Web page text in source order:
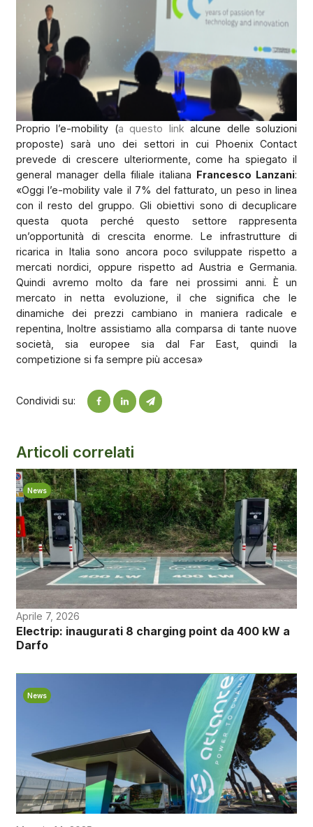
Proprio l’e-mobility (a questo link alcune delle soluzioni
proposte) sarà uno dei settori in cui Phoenix Contact
prevede di crescere ulteriormente, come ha spiegato il
general manager della filiale italiana Francesco Lanzani:
«Oggi l’e-mobility vale il 7% del fatturato, un peso in linea
con il resto del gruppo. Gli obiettivi sono di decuplicare
questa quota perché questo settore rappresenta
un’opportunità di crescita enorme. Le infrastrutture di
ricarica in Italia sono ancora poco sviluppate rispetto a
mercati nordici, oppure rispetto ad Austria e Germania.
Quindi avremo molto da fare nei prossimi anni. È un
mercato in netta evoluzione, il che significa che le
dinamiche dei prezzi cambiano in maniera radicale e
repentina, Inoltre assistiamo alla comparsa di tante nuove
società, sia europee sia dal Far East, quindi la
competizione si fa sempre più accesa»
Condividi su:
Articoli correlati
News
Aprile 7, 2026
Electrip: inaugurati 8 charging point da 400 kW a
Darfo
News